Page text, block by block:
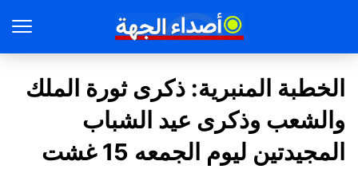
الخطبة المنبرية: ذكرى ثورة الملك
والشعب وذكرى عيد الشباب
المجيدتين ليوم الجمعه 15 غشت